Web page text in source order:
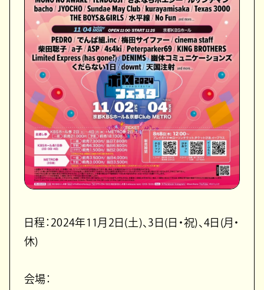
日程：2024年11月2日(土)、3日(日・祝)、4日(月・
休)
会場：